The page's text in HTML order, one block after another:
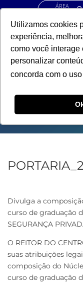
Utilizamos cookies
experiência,
como você interage
personalizar
concorda com o
ÁREA
Divulga a
curso de graduação
SEGURANÇA
O REITOR DO
suas atribuições
composição do
curso de graduação